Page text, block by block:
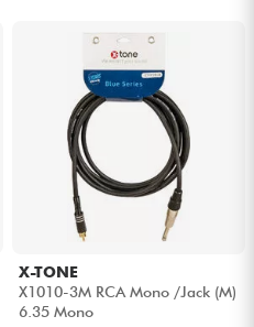
X-TONE
X1010-3M RCA Mono /Jack (M)
6.35 Mono